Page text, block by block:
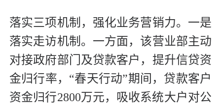
落实三项机制，强化业务营销力。一是
落实走访机制。一方面，该营业部主动
对接政府部门及贷款客户，提升信贷资
金归行率，“春天行动”期间，贷款客户
资金归行2800万元，吸收系统大户对公